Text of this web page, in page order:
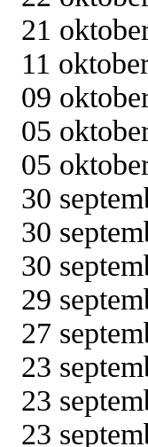
21
11
09
05
05
30
30
30
29
27
23
23
23